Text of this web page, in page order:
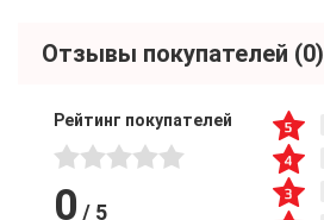
Отзывы покупателей (0)
Рейтинг покупателей
0 / 5